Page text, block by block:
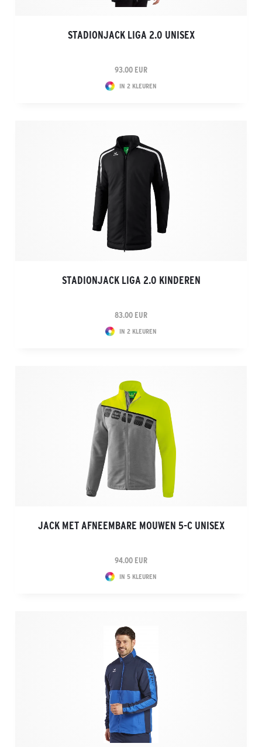
STADIONJACK LIGA 2.0 UNISEX
93.00 EUR
IN 2 KLEUREN
STADIONJACK LIGA 2.0 KINDEREN
83.00 EUR
IN 2 KLEUREN
JACK MET AFNEEMBARE MOUWEN 5-C UNISEX
94.00 EUR
IN 5 KLEUREN